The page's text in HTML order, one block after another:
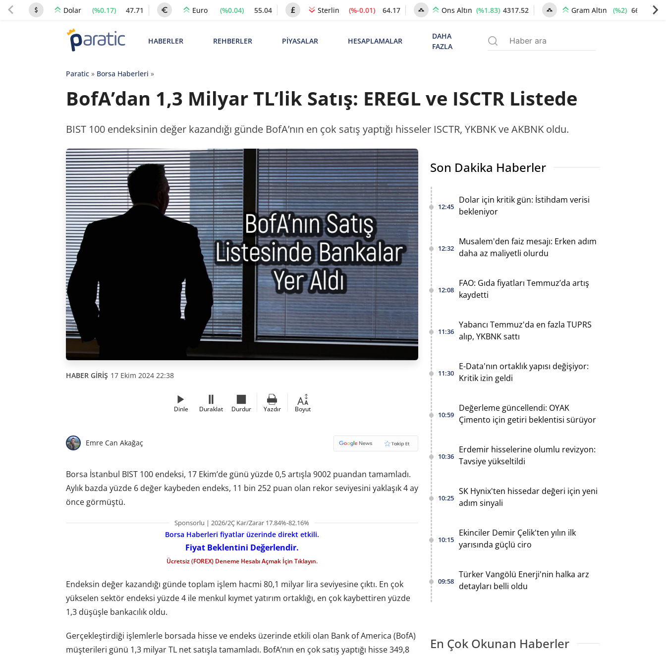
Dolar (%0.17) 47.71 Euro (%0.04) 55.04 Sterlin (%-0.01) 64.17 Ons Altın (%1.83) 4317.52 Gram Altın (%2) 6622.46
HABERLER REHBERLER PİYASALAR HESAPLAMALAR
DAHA
FAZLA
Paratic» Borsa Haberleri »
BofA’dan 1,3 Milyar TL’lik Satış: EREGL ve ISCTR Listede
BIST 100 endeksinin değer kazandığı günde BofA’nın en çok satış yaptığı hisseler ISCTR, YKBNK ve AKBNK oldu.
HABER GİRİŞ 17 Ekim 2024 22:38
Dinle Duraklat Durdur Yazdır Boyut
Emre Can Akağaç
Borsa İstanbul BIST 100 endeksi, 17 Ekim’de günü yüzde 0,5 artışla 9002 puandan tamamladı.
Aylık bazda yüzde 6 değer kaybeden endeks, 11 bin 252 puan olan rekor seviyesini yaklaşık 4 ay
önce görmüştü.
Sponsorlu | 2026/2Ç Kar/Zarar 17.84%-82.16%
Borsa Haberleri fiyatlar üzerinde direkt etkili.
Fiyat Beklentini Değerlendir.
Ücretsiz (FOREX) Deneme Hesabı Açmak İçin Tıklayın.
Endeksin değer kazandığı günde toplam işlem hacmi 80,1 milyar lira seviyesine çıktı. En çok
yükselen sektör endeksi yüzde 4 ile menkul kıymet yatırım ortaklığı, en çok kaybettiren yüzde
1,3 düşüşle bankacılık oldu.
Gerçekleştirdiği işlemlerle borsada hisse ve endeks üzerinde etkili olan Bank of America (BofA)
müşterileri günü 1,3 milyar TL net satışla tamamladı. BofA’nın en çok satış yaptığı hisse 349,8
Son Dakika Haberler
12:45
Dolar için kritik gün: İstihdam verisi
bekleniyor
12:32
Musalem'den faiz mesajı: Erken adım
daha az maliyetli olurdu
12:08
FAO: Gıda fiyatları Temmuz’da artış
kaydetti
11:36
Yabancı Temmuz'da en fazla TUPRS
alıp, YKBNK sattı
11:30
E-Data'nın ortaklık yapısı değişiyor:
Kritik izin geldi
10:59
Değerleme güncellendi: OYAK
Çimento için getiri beklentisi sürüyor
10:36
Erdemir hisselerine olumlu revizyon:
Tavsiye yükseltildi
10:25
SK Hynix'ten hissedar değeri için yeni
adım sinyali
10:15
Ekinciler Demir Çelik'ten yılın ilk
yarısında güçlü ciro
09:58
Türker Vangölü Enerji'nin halka arz
detayları belli oldu
En Çok Okunan Haberler